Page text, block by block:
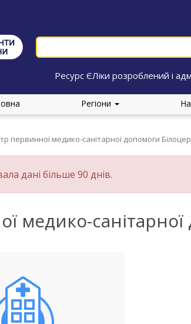
Ресурс ЄЛіки розроблений і
Регіони
первинної медико-санітарної допомоги
дані більше 90 днів.
медико-